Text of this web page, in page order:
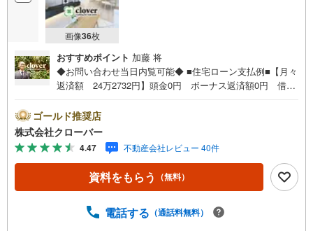
画像36枚
おすすめポイント 加藤 将
◆お問い合わせ当日内覧可能◆ ■住宅ローン支払例■【月々
返済額 24万2732円】頭金0円 ボーナス返済額0円 借入
●住宅ローン、諸費用ローンお気軽にご相談下さい！杉並区
高井戸東に佇むセザール高井戸ガーデン。京王井の頭線
「高井戸」駅徒歩4分。1998年10月築、鉄筋コンクリート
造5階建て、総戸数16戸、管理は穴吹ハウジングサービス、
2025年にエレベーター更新工事、2022年屋上防水工事実施
と管理体制良好です。安心の新耐震基準、オートロック、
号線から1本奥に入った立地です。お部屋は新規内装リノベ
ゴールド推奨店
株式会社クローバー
4.47 不動産会社レビュー 40件
資料をもらう （無料）
電話する （通話料無料）